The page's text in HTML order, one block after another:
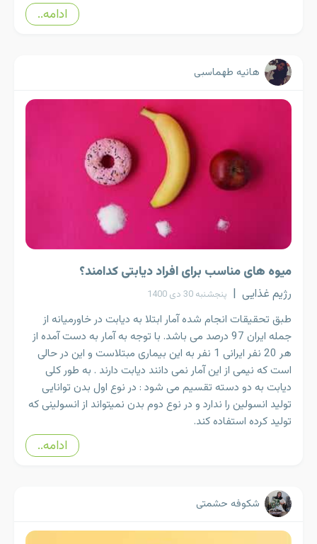
ادامه..
هانیه طهماسبی
میوه های مناسب برای افراد دیابتی کدامند؟
رژیم غذایی | پنجشنبه 30 دی 1400
طبق تحقیقات انجام شده آمار ابتلا به دیابت در خاورمیانه از
جمله ایران 97 درصد می باشد. با توجه به آمار به دست آمده از
هر 20 نفر ایرانی 1 نفر به این بیماری مبتلاست و این در حالی
است که نیمی از این آمار نمی دانند دیابت دارند . به طور کلی
دیابت به دو دسته تقسیم می شود : در نوع اول بدن توانایی
تولید انسولین را ندارد و در نوع دوم بدن نمیتواند از انسولینی که
تولید کرده استفاده کند.
ادامه..
شکوفه حشمتی